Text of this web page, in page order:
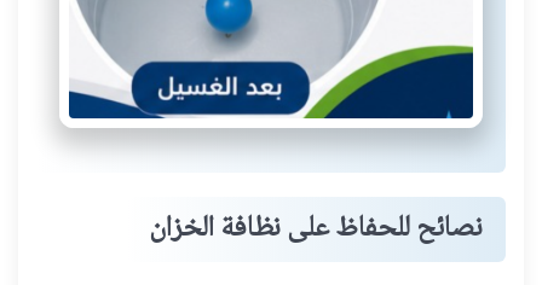
نصائح للحفاظ على نظافة الخزان